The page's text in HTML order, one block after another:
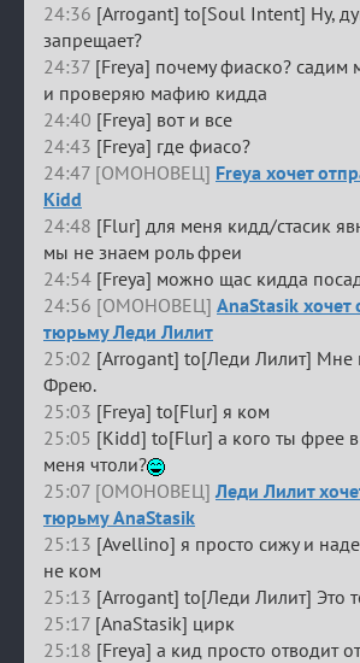
24:36 [Arrogant] to[Soul Intent] Ну,
запрещает?
24:37 [Freya] почему фиаско? садим
и проверяю мафию кидда
24:40 [Freya] вот и все
24:43 [Freya] где фиасо?
24:47 [ОМОНОВЕЦ] Freya хочет
Kidd
24:48 [Flur] для меня кидд/стасик
мы не знаем роль фреи
24:54 [Freya] можно щас кидда
24:56 [ОМОНОВЕЦ] AnaStasik хочет
тюрьму Леди Лилит
25:02 [Arrogant] to[Леди Лилит] Мне
Фрею.
25:03 [Freya] to[Flur] я ком
25:05 [Kidd] to[Flur] а кого ты фрее в
меня чтоли?
25:07 [ОМОНОВЕЦ] Леди Лилит
тюрьму AnaStasik
25:13 [Avellino] я просто сижу и
не ком
25:13 [Arrogant] to[Леди Лилит] Это
25:17 [AnaStasik] цирк
25:18 [Freya] а кид просто отводит